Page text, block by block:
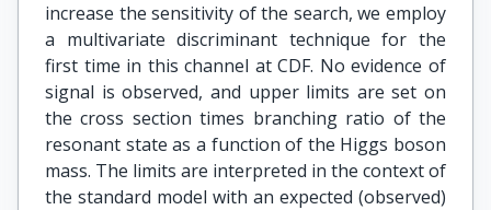
increase the sensitivity of the search, we employ
a multivariate discriminant technique for the
first time in this channel at CDF. No evidence of
signal is observed, and upper limits are set on
the cross section times branching ratio of the
resonant state as a function of the Higgs boson
mass. The limits are interpreted in the context of
the standard model with an expected (observed)